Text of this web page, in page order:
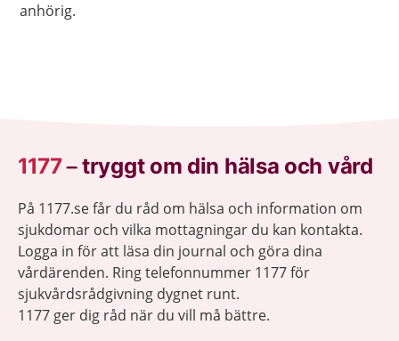
anhörig.
1177–tryggt om din hälsa och vård
På 1177.se får du råd om hälsa och information om
sjukdomar och vilka mottagningar du kan kontakta.
Logga in för att läsa din journal och göra dina
vårdärenden. Ring telefonnummer 1177 för
sjukvårdsrådgivning dygnet runt.
1177 ger dig råd när du vill må bättre.